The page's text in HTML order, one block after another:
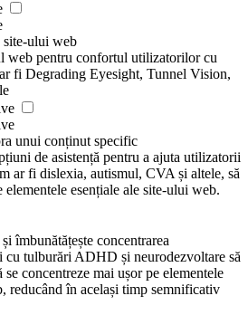
site-ului web
web pentru confortul utilizatorilor cu
fi Degrading Eyesight, Tunnel Vision,
unui conținut specific
de asistență pentru a ajuta utilizatorii
ar fi dislexia, autismul, CVA și altele, să
elementele esențiale ale site-ului web.
îmbunătățește concentrarea
cu tulburări ADHD și neurodezvoltare să
se concentreze mai ușor pe elementele
reducând în același timp semnificativ